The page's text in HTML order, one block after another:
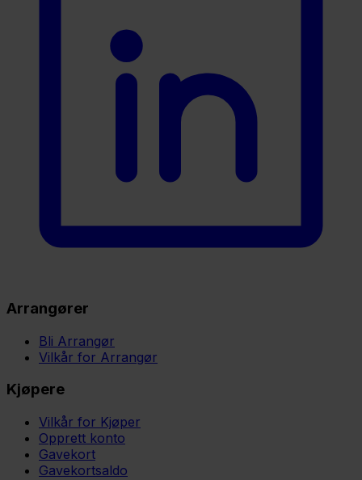
Arrangører
Bli Arrangør
Vilkår for Arrangør
Kjøpere
Vilkår for Kjøper
Opprett konto
Gavekort
Gavekortsaldo